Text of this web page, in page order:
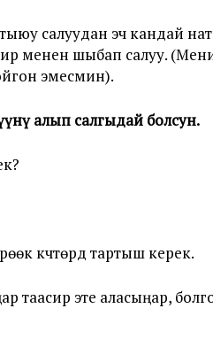
тыюу салуудан эч кандай
менен шыбап салуу.
эмесмин).
алып салгыдай болсун.
күчтөрдү тартыш керек.
таасир эте аласыңар,